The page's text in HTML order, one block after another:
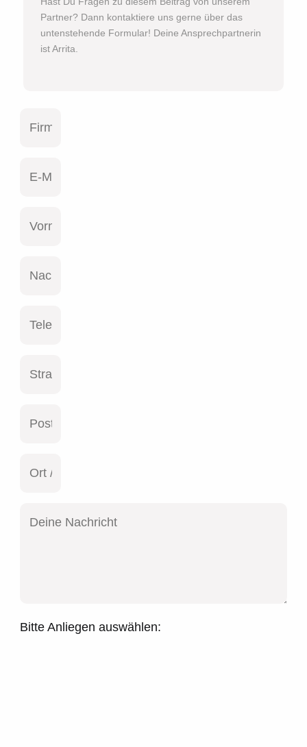
Partner? Dann kontaktiere uns gerne über das
untenstehende Formular! Deine Ansprechpartnerin
ist Arrita.
Bitte Anliegen auswählen: